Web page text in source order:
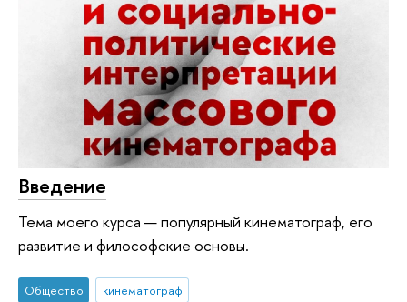
Введение
Тема моего курса — популярный кинематограф, его
развитие и философские основы.
Общество кинематограф